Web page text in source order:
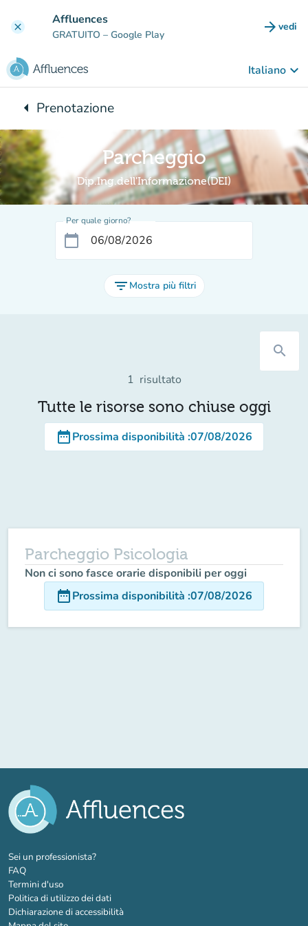
clear Affluences
GRATUITO – Google Play arrow_forward vedi
Italiano keyboard_arrow_down
arrow_leftTorna a:
Prenotazione
Parcheggio
Dip.Ing.dell'Informazione(DEI)
Per quale giorno?
calendar_today
filter_list Mostra più filtri
search
1 risultato
Tutte le risorse sono chiuse oggi
date_rangeProssima disponibilità :07/08/2026
Parcheggio Psicologia
Non ci sono fasce orarie disponibili per oggi
date_rangeProssima disponibilità :07/08/2026
Sei un professionista?(nuova scheda)
FAQ
Termini d'uso
Politica di utilizzo dei dati
Dichiarazione di accessibilità